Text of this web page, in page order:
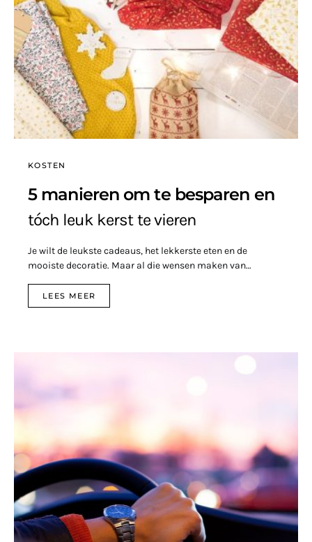
KOSTEN
5 manieren om te besparen en
tóch leuk kerst te vieren
Je wilt de leukste cadeaus, het lekkerste eten en de
mooiste decoratie. Maar al die wensen maken van…
LEES MEER